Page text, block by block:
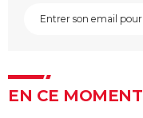
EN CE MOMENT